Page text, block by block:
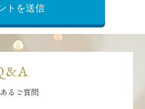
るご質問